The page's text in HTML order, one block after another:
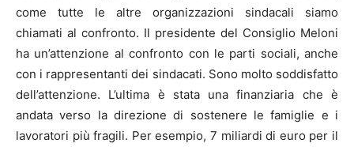
come tutte le altre organizzazioni sindacali siamo
chiamati al confronto. Il presidente del Consiglio Meloni
ha un’attenzione al confronto con le parti sociali, anche
con i rappresentanti dei sindacati. Sono molto soddisfatto
dell’attenzione. L’ultima è stata una finanziaria che è
andata verso la direzione di sostenere le famiglie e i
lavoratori più fragili. Per esempio, 7 miliardi di euro per il